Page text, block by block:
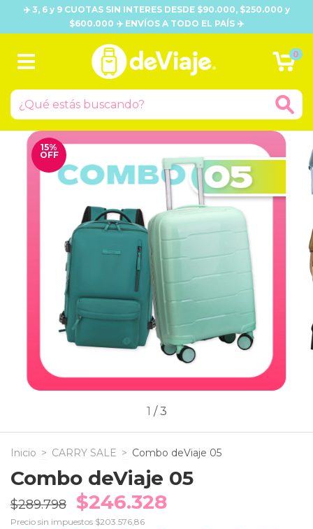
✈️ 3, 6 y 9 CUOTAS SIN INTERES DESDE $90.000, $250.000 y
$600.000 ✈️ ENVÍOS A TODO EL PAÍS ✈️
0
15%
OFF
1 /3
Inicio > CARRY SALE > Combo deViaje 05
Combo deViaje 05
$289.798 $246.328
Precio sin impuestos $203.576,86